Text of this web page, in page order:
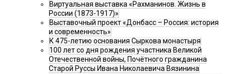
Виртуальная выставка «Рахманинов. Жизнь в
России (1873-1917)»
Выставочный проект «Донбасс – Россия: история
и современность»
К 475-летию основания Сыркова монастыря
100 лет со дня рождения участника Великой
Отечественной войны, Почётного гражданина
Старой Руссы Ивана Николаевича Вязинина